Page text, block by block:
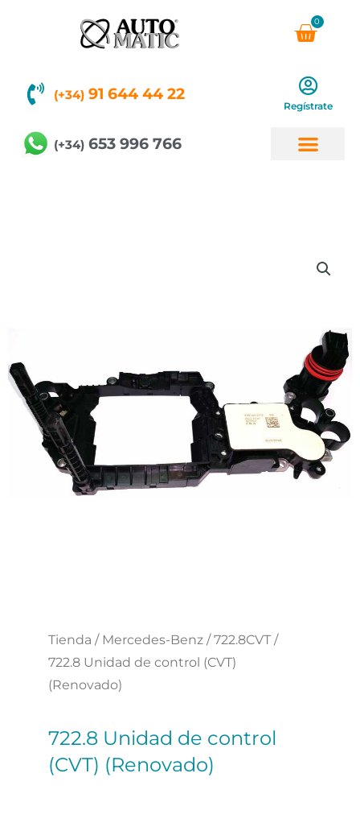
0
(+34) 91 644 44 22
Regístrate
(+34) 653 996 766
Tienda / Mercedes-Benz /722.8CVT /
722.8 Unidad de control (CVT)
(Renovado)
722.8 Unidad de control
(CVT) (Renovado)